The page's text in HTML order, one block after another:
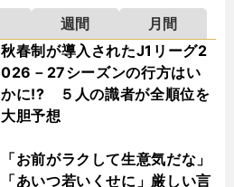
週間
月間
秋春制が導入されたJ1リーグ2
026－27シーズンの行方はい
かに!? ５人の識者が全順位を
大胆予想
「お前がラクして生意気だな」
「あいつ若いくせに」厳しい言